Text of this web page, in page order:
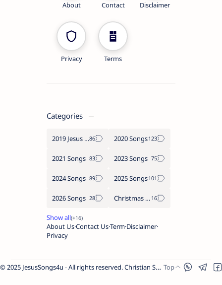
About Contact Disclaimer
Privacy Terms
Categories
2019 Jesus songs 2020 Songs
2021 Songs 2023 Songs
2024 Songs 2025 Songs
2026 Songs Christmas Songs
About UsContact UsTerm Disclaimer
Privacy
© 2025 JesusSongs4u - All rights reserved. Christian Songs | Bible-based Lyrics | Worship Music.